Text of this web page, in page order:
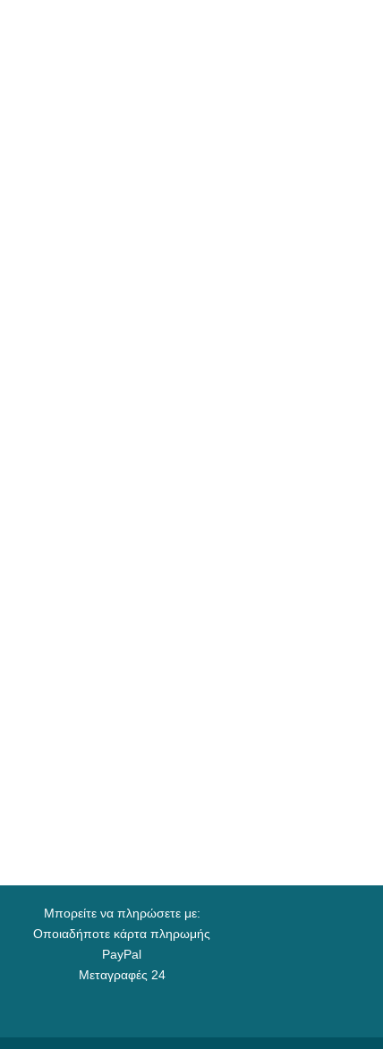
Μπορείτε να πληρώσετε με:
Οποιαδήποτε κάρτα πληρωμής
PayPal
Μεταγραφές 24